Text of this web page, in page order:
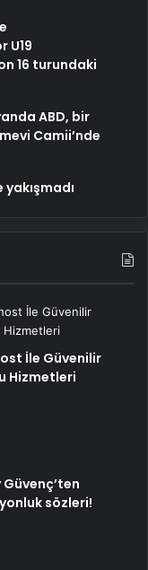
U19
16 turundaki
ABD, bir
Camii’nde
yakışmadı
İle Güvenilir
Hizmetleri
sözleri!